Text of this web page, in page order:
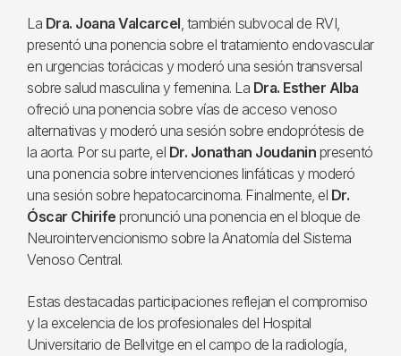
La Dra. Joana Valcarcel, también subvocal de RVI,
presentó una ponencia sobre el tratamiento endovascular
en urgencias torácicas y moderó una sesión transversal
sobre salud masculina y femenina. La Dra. Esther Alba
ofreció una ponencia sobre vías de acceso venoso
alternativas y moderó una sesión sobre endoprótesis de
la aorta. Por su parte, el Dr. Jonathan Joudanin presentó
una ponencia sobre intervenciones linfáticas y moderó
una sesión sobre hepatocarcinoma. Finalmente, el Dr.
Óscar Chirife pronunció una ponencia en el bloque de
Neurointervencionismo sobre la Anatomía del Sistema
Venoso Central.
Estas destacadas participaciones reflejan el compromiso
y la excelencia de los profesionales del Hospital
Universitario de Bellvitge en el campo de la radiología,